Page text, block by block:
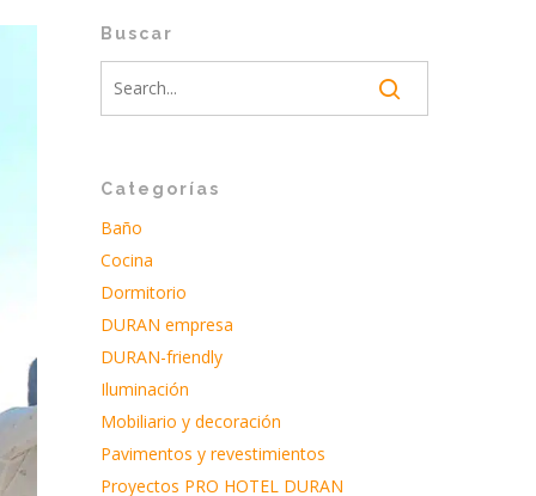
Buscar
Categorías
Baño
Cocina
Dormitorio
DURAN empresa
DURAN-friendly
Iluminación
Mobiliario y decoración
Pavimentos y revestimientos
Proyectos PRO HOTEL DURAN